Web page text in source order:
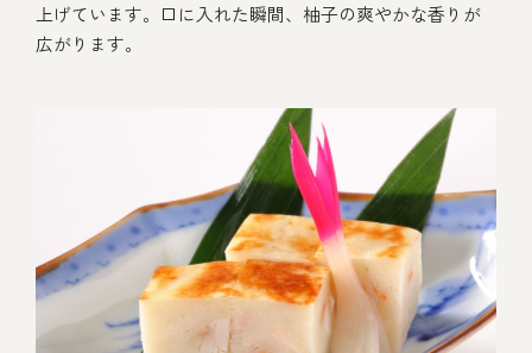
上げています。口に入れた瞬間、柚子の爽やかな香りが
広がります。